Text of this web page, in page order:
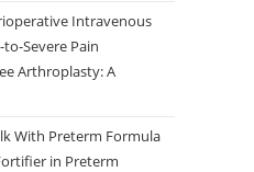
Intravenous
Severe Pain
Arthroplasty: A
With Preterm Formula
in Preterm